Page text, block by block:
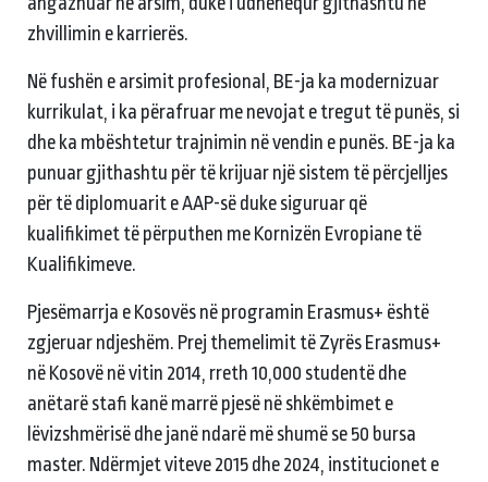
zhvillimin e karrierës.
Në fushën e arsimit profesional, BE-ja ka modernizuar
kurrikulat, i ka përafruar me nevojat e tregut të punës, si
dhe ka mbështetur trajnimin në vendin e punës. BE-ja ka
punuar gjithashtu për të krijuar një sistem të përcjelljes
për të diplomuarit e AAP-së duke siguruar që
kualifikimet të përputhen me Kornizën Evropiane të
Kualifikimeve.
Pjesëmarrja e Kosovës në programin Erasmus+ është
zgjeruar ndjeshëm. Prej themelimit të Zyrës Erasmus+
në Kosovë në vitin 2014, rreth 10,000 studentë dhe
anëtarë stafi kanë marrë pjesë në shkëmbimet e
lëvizshmërisë dhe janë ndarë më shumë se 50 bursa
master. Ndërmjet viteve 2015 dhe 2024, institucionet e